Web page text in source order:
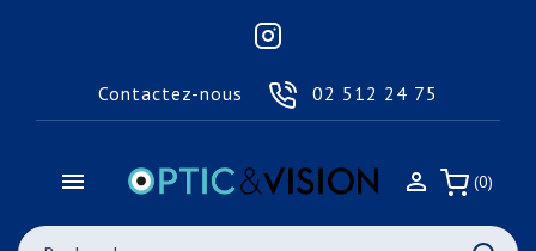
Contactez-nous 02 512 24 75
  (0)